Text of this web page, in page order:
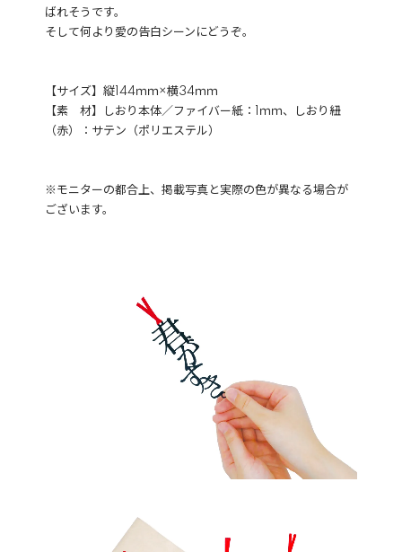
ばれそうです。
そして何より愛の告白シーンにどうぞ。
【サイズ】縦144ｍｍ×横34ｍｍ
【素 材】しおり本体／ファイバー紙：1ｍｍ、しおり紐
（赤）：サテン（ポリエステル）
※モニターの都合上、掲載写真と実際の色が異なる場合が
ございます。